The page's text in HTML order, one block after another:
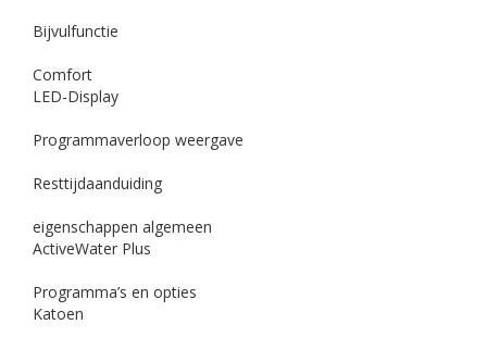
Bijvulfunctie
Comfort
LED-Display
Programmaverloop weergave
Resttijdaanduiding
eigenschappen algemeen
ActiveWater Plus
Programma’s en opties
Katoen